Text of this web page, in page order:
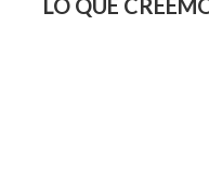
LO QUE